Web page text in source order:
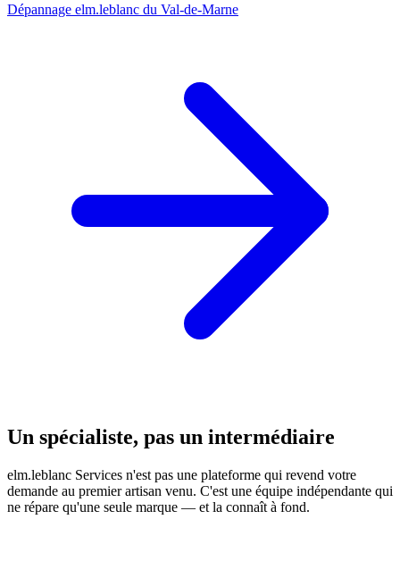
Dépannage elm.leblanc du Val-de-Marne
Un spécialiste, pas un intermédiaire
elm.leblanc Services n'est pas une plateforme qui revend votre
demande au premier artisan venu. C'est une équipe indépendante qui
ne répare qu'une seule marque — et la connaît à fond.